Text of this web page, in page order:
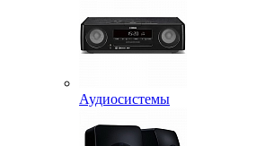
Аудиосистемы